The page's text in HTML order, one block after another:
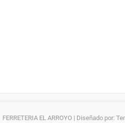
FERRETERIA EL ARROYO | Diseñado por: